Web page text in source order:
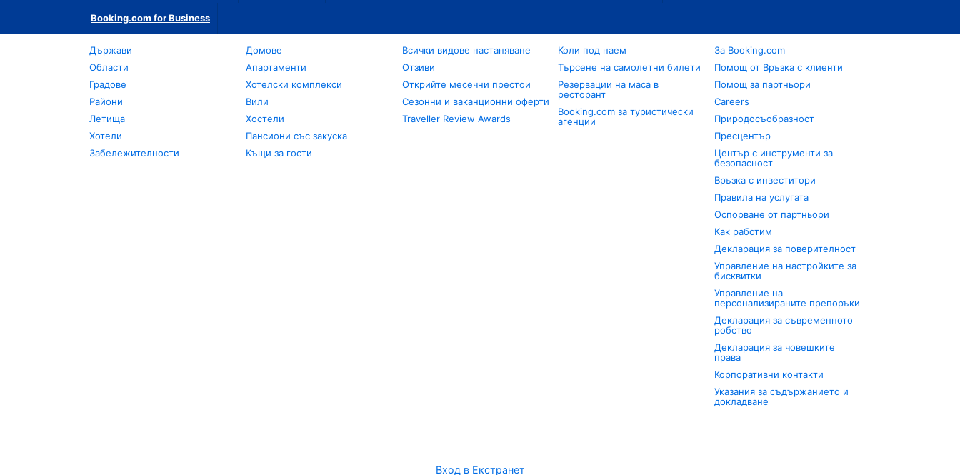
Booking.com for Business
Държави
Области
Градове
Райони
Летища
Хотели
Забележителности
Домове
Апартаменти
Хотелски комплекси
Вили
Хостели
Пансиони със закуска
Къщи за гости
Всички видове настаняване
Отзиви
Открийте месечни престои
Сезонни и ваканционни оферти
Traveller Review Awards
Коли под наем
Търсене на самолетни билети
Резервации на маса в
ресторант
Booking.com за туристически
агенции
За Booking.com
Помощ от Връзка с клиенти
Помощ за партньори
Careers
Природосъобразност
Пресцентър
Център с инструменти за
безопасност
Връзка с инвеститори
Правила на услугата
Оспорване от партньори
Как работим
Декларация за поверителност
Управление на настройките за
бисквитки
Управление на
персонализираните препоръки
Декларация за съвременното
робство
Декларация за човешките
права
Корпоративни контакти
Указания за съдържанието и
докладване
Вход в Екстранет